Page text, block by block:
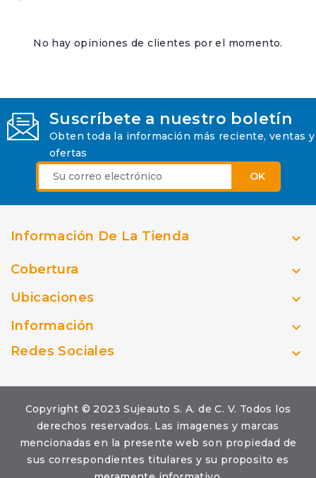
No hay opiniones de clientes por el momento.
Suscríbete a nuestro boletín
Obten toda la información más reciente, ventas y
ofertas
Información De La Tienda 
Cobertura 
Ubicaciones 
Información 
Redes Sociales 
Copyright © 2023 Sujeauto S. A. de C. V. Todos los
derechos reservados. Las imagenes y marcas
mencionadas en la presente web son propiedad de
sus correspondientes titulares y su proposito es